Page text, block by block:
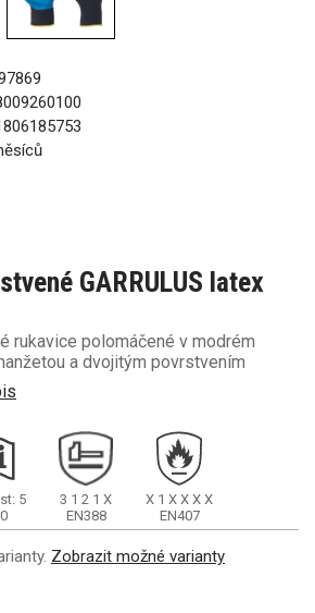
GARRULUS latex
rukavice polomáčené v modrém
a dvojitým povrstvením
5
3 1 2 1 X
EN388
X 1 X X X X
EN407
Zobrazit možné varianty